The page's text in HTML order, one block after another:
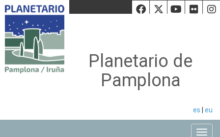
Facebook
Twiiter
Planetario de
Pamplona
es eu